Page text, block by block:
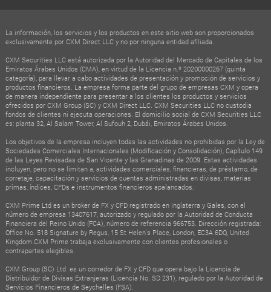
La información, los servicios y los productos en este sitio web son proporcionados
exclusivamente por CXM Direct LLC y no por ninguna entidad afiliada.
CXM Securities LLC está autorizada por la Autoridad del Mercado de Capitales de los
Emiratos Árabes Unidos (CMA), en virtud de la Licencia n.º 20200000267 (quinta
categoría), para llevar a cabo actividades de presentación y promoción de servicios y
productos financieros. La empresa forma parte del grupo de empresas CXM y opera
de manera independiente para presentar a los clientes los productos y servicios
ofrecidos por CXM Group (SC) y CXM Direct LLC. CXM Securities LLC no custodia
fondos de clientes ni ejecuta operaciones. El domicilio social de CXM Securities LLC
es: planta 32, Al Salam Tower, Al Sufouh 2, Dubái, Emiratos Árabes Unidos.
Los objetivos de la empresa incluyen todas las actividades no prohibidas por la Ley de
Sociedades Comerciales Internacionales (Modificación y Consolidación), Capítulo 149
de las Leyes Revisadas de San Vicente y las Granadinas de 2009. Estas actividades
incluyen, pero no se limitan a, actividades comerciales, financieras, de préstamo, de
corretaje, capacitación y servicios de cuentas administradas en divisas, materias
primas, índices, CFDs e instrumentos financieros apalancados.
CXM Prime Ltd es un broker de FX y CFD registrado en Inglaterra y Gales, con el
número de empresa 13407617, autorizado y regulado por la Autoridad de Conducta
Financiera del Reino Unido (FCA), número de referencia 966753. Dirección registrada:
Office No. 518 Signature by Regus, 15 St Helen's Place, London, EC3A 6DQ, United
Kingdom.CXM Prime trabaja exclusivamente con clientes profesionales o
contrapartes elegibles.
CXM Group (SC) Ltd. es un corredor de FX y CFD que opera bajo la Licencia de
Distribuidor de Divisas Extranjeras (Licencia No. SD 231), regulado por la Autoridad de
Servicios Financieros de Seychelles (FSA).